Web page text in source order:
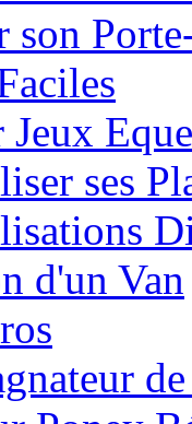
son
ses
d'un Van